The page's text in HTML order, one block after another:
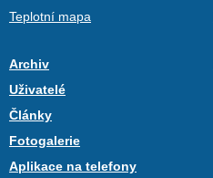
Teplotní mapa
Archiv
Uživatelé
Články
Fotogalerie
Aplikace na telefony